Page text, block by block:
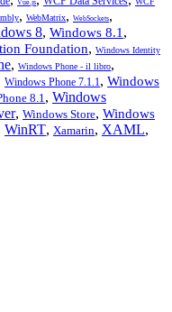
Vue.js
, WebMatrix, WebSockets,
8, Windows 8.1,
Foundation, Windows Identity
, Windows Phone - il libro,
Windows Phone 7.1.1, Windows
8.1, Windows
, Windows Store, Windows
WinRT, Xamarin, XAML,